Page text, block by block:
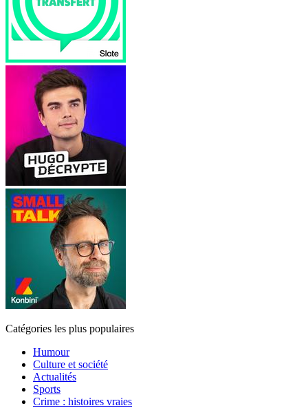
Catégories les plus populaires
Humour
Culture et société
Actualités
Sports
Crime : histoires vraies